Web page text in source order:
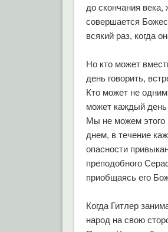
до скончания
совершается
всякий раз, когда
Но кто может
день говорить,
Кто может не
может каждый
Мы не можем этого
днем, в течение
опасности
преподобного
приобщаясь его
Когда Гитлер
народ на свою